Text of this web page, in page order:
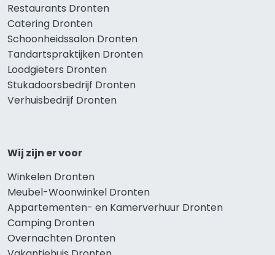
Restaurants Dronten
Catering Dronten
Schoonheidssalon Dronten
Tandartspraktijken Dronten
Loodgieters Dronten
Stukadoorsbedrijf Dronten
Verhuisbedrijf Dronten
Wij zijn er voor
Winkelen Dronten
Meubel-Woonwinkel Dronten
Appartementen- en Kamerverhuur Dronten
Camping Dronten
Overnachten Dronten